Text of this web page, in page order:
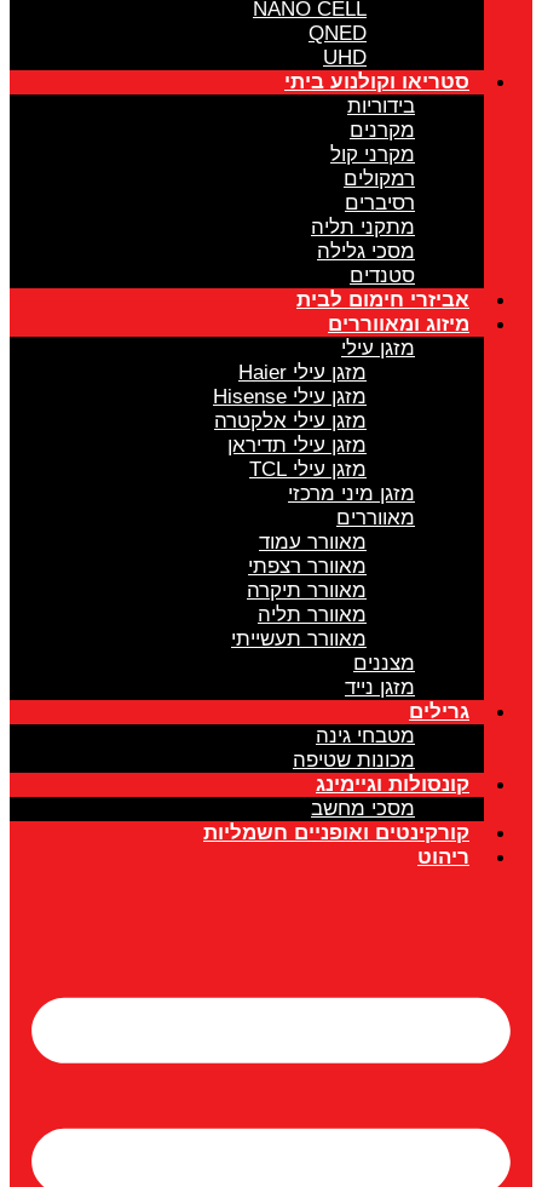
NANO CELL
QNED
UHD
סטריאו וקולנוע ביתי
בידוריות
מקרנים
מקרני קול
רמקולים
רסיברים
מתקני תליה
מסכי גלילה
סטנדים
אביזרי חימום לבית
מיזוג ומאווררים
מזגן עילי
מזגן עילי Haier
מזגן עילי Hisense
מזגן עילי אלקטרה
מזגן עילי תדיראן
מזגן עילי TCL
מזגן מיני מרכזי
מאווררים
מאוורר עמוד
מאוורר רצפתי
מאוורר תיקרה
מאוורר תליה
מאוורר תעשייתי
מצננים
מזגן נייד
גרילים
מטבחי גינה
מכונות שטיפה
קונסולות וגיימינג
מסכי מחשב
קורקינטים ואופניים חשמליות
ריהוט